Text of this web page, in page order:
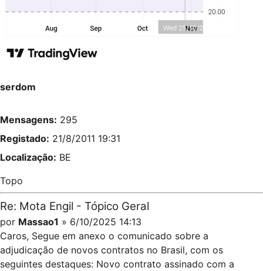
serdom
Mensagens: 295
Registado: 21/8/2011 19:31
Localização: BE
Topo
Re: Mota Engil - Tópico Geral
por Massao1 » 6/10/2025 14:13
Caros, Segue em anexo o comunicado sobre a
adjudicação de novos contratos no Brasil, com os
seguintes destaques: Novo contrato assinado com a